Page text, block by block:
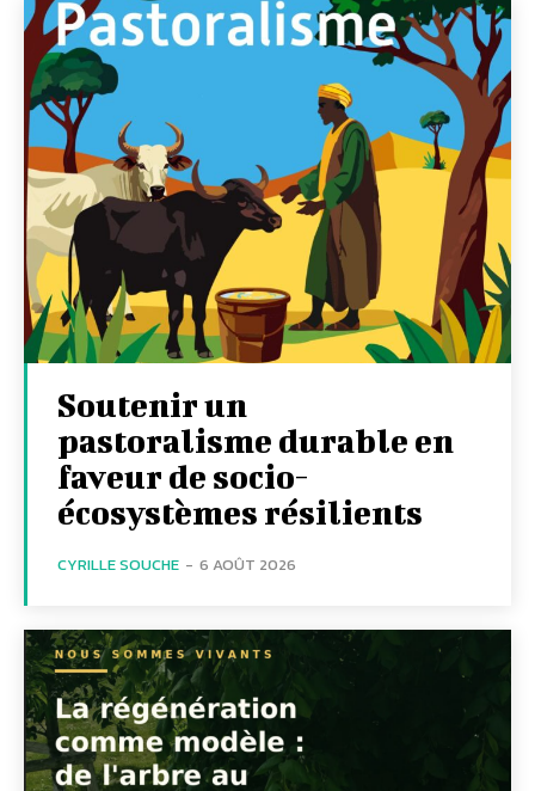
Soutenir un
pastoralisme durable en
faveur de socio-
écosystèmes résilients
CYRILLE SOUCHE - 6 AOÛT 2026